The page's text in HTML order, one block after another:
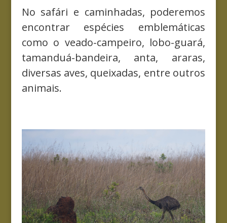
No safári e caminhadas, poderemos
encontrar espécies emblemáticas
como o veado-campeiro, lobo-guará,
tamanduá-bandeira, anta, araras,
diversas aves, queixadas, entre outros
animais.